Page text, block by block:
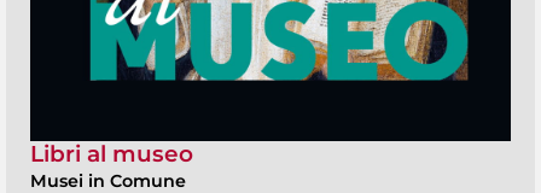
Libri al museo
Musei in Comune